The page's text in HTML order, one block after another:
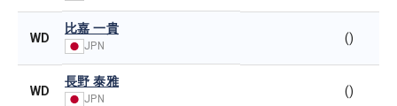
WD
比嘉 一貴
JPN
()
WD
長野 泰雅
JPN
()